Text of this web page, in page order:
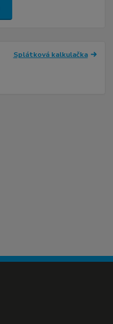
Splátková kalkulačka